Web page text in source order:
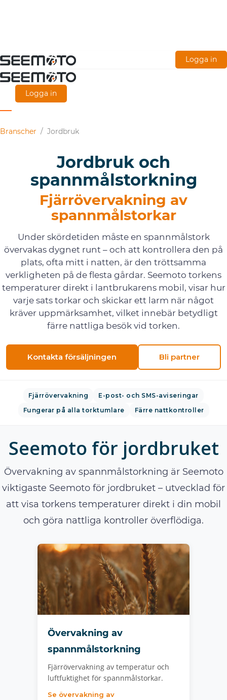
Gå
direkt
huvudinnehållet
Logga in
Logga in
Branscher / Jordbruk
Jordbruk och
spannmålstorkning
Fjärrövervakning av
spannmålstorkar
Under skördetiden måste en spannmålstork
övervakas dygnet runt – och att kontrollera den på
plats, ofta mitt i natten, är den tröttsamma
verkligheten på de flesta gårdar. Seemoto torkens
temperaturer direkt i lantbrukarens mobil, visar hur
varje sats torkar och skickar ett larm när något
kräver uppmärksamhet, vilket innebär betydligt
färre nattliga besök vid torken.
Kontakta försäljningen Bli partner
Fjärrövervakning
E-post- och SMS-aviseringar
Fungerar på alla torktumlare
Färre nattkontroller
Seemoto för jordbruket
Övervakning av spannmålstorkning är Seemoto
viktigaste Seemoto för jordbruket – utvecklad för
att visa torkens temperaturer direkt i din mobil
och göra nattliga kontroller överflödiga.
Övervakning av
spannmålstorkning
Fjärrövervakning av temperatur och
luftfuktighet för spannmålstorkar.
Se övervakning av